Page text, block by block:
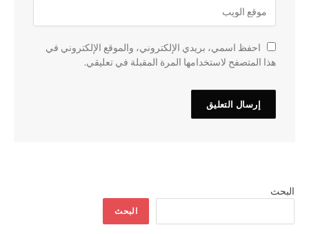
احفظ اسمي، بريدي الإلكتروني، والموقع الإلكتروني في
هذا المتصفح لاستخدامها المرة المقبلة في تعليقي.
البحث
البحث